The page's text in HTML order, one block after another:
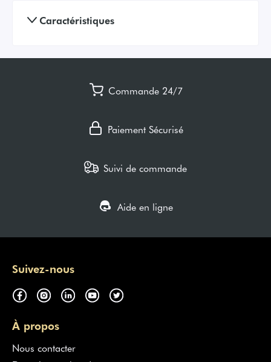
Caractéristiques
Commande 24/7
Paiement Sécurisé
Suivi de commande
Aide en ligne
Suivez-nous
À propos
Nous contacter